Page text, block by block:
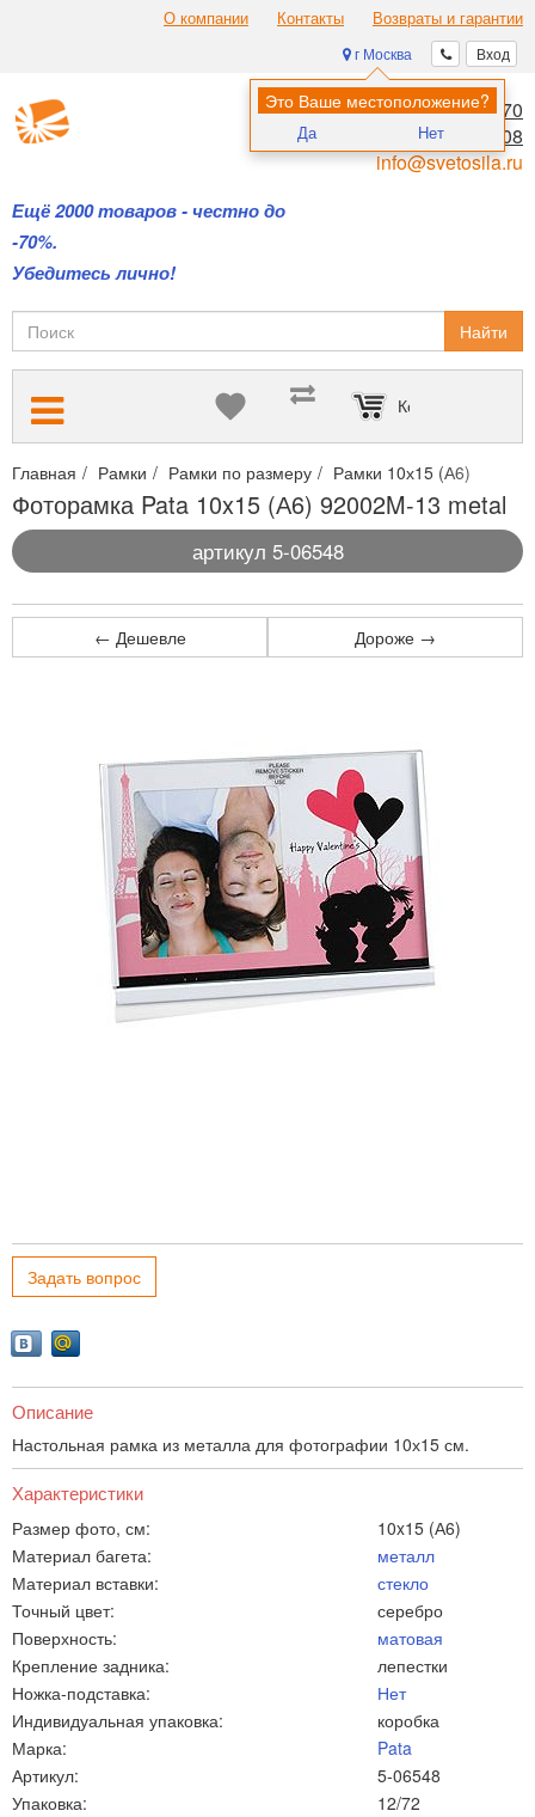
О компании Контакты Возвраты и гарантии
Вход
г Москва
Это Ваше местоположение?
Да Нет
Ещё 2000 товаров - честно до
-70%.
Убедитесь лично!
8 (495) 970-00-70
8 (800) 700-11-08
info@svetosila.ru
Найти
Корзина пуста
Главная Рамки Рамки по размеру Рамки 10х15 (А6)
Фоторамка Pata 10x15 (А6) 92002M-13 metal
артикул 5-06548
← Дешевле Дороже →
Задать вопрос
Описание
Настольная рамка из металла для фотографии 10х15 см.
Характеристики
Размер фото, см:
10x15 (А6)
Материал багета:
металл
Материал вставки:
стекло
Точный цвет:
серебро
Поверхность:
матовая
Крепление задника:
лепестки
Ножка-подставка:
Нет
Индивидуальная упаковка:
коробка
Марка:
Pata
Артикул:
5-06548
Упаковка:
12/72